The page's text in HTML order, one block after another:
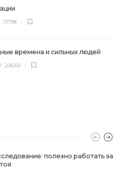
15798
времена и сильных людей
20649
полезно работать за